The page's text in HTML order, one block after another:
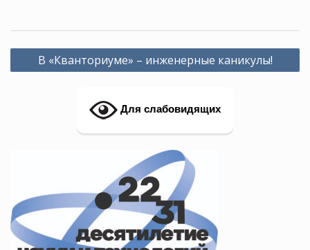
Навигация
по
В «Кванториуме» – инженерные каникулы!
Для слабовидящих